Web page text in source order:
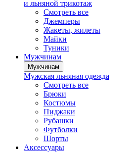
и льняной трикотаж
Смотреть все
Джемперы
Жакеты, жилеты
Майки
Туники
Мужчинам
Мужчинам
Мужская льняная одежда
Смотреть все
Брюки
Костюмы
Пиджаки
Рубашки
Футболки
Шорты
Аксессуары